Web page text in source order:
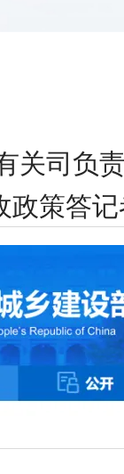
关司负
政策答